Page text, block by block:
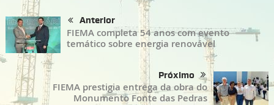
Anterior
FIEMA completa 54 anos com evento
temático sobre energia renovável
Próximo
FIEMA prestigia entrega da obra do
Monumento Fonte das Pedras